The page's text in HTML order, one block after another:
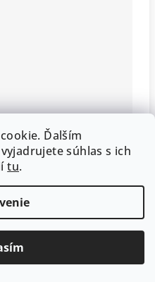
Ďalším
súhlas s ich
tu.